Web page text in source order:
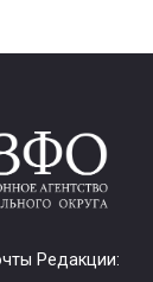
Редакции: